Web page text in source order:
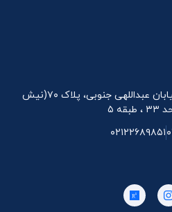
تهران، بلوار اندرزگو، نبش خیابان عبداللهی جنوبی، پلاک ۷۰(نیش
۵
۰۲۱۲۲۶۸۹۸۵۱